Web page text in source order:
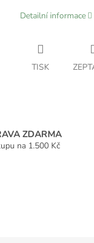
Detailní informace
TISK
ZDARMA
na 1.500 Kč